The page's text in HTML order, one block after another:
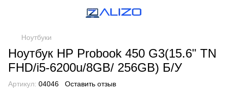
Ноутбуки
Ноутбук HP Probook 450 G3(15.6" TN
FHD/i5-6200u/8GB/ 256GB) Б/У
Артикул: 04046 Оставить отзыв